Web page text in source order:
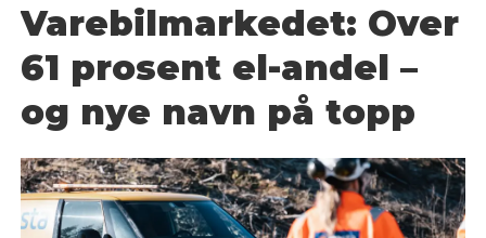
Varebilmarkedet: Over
61 prosent el-andel –
og nye navn på topp